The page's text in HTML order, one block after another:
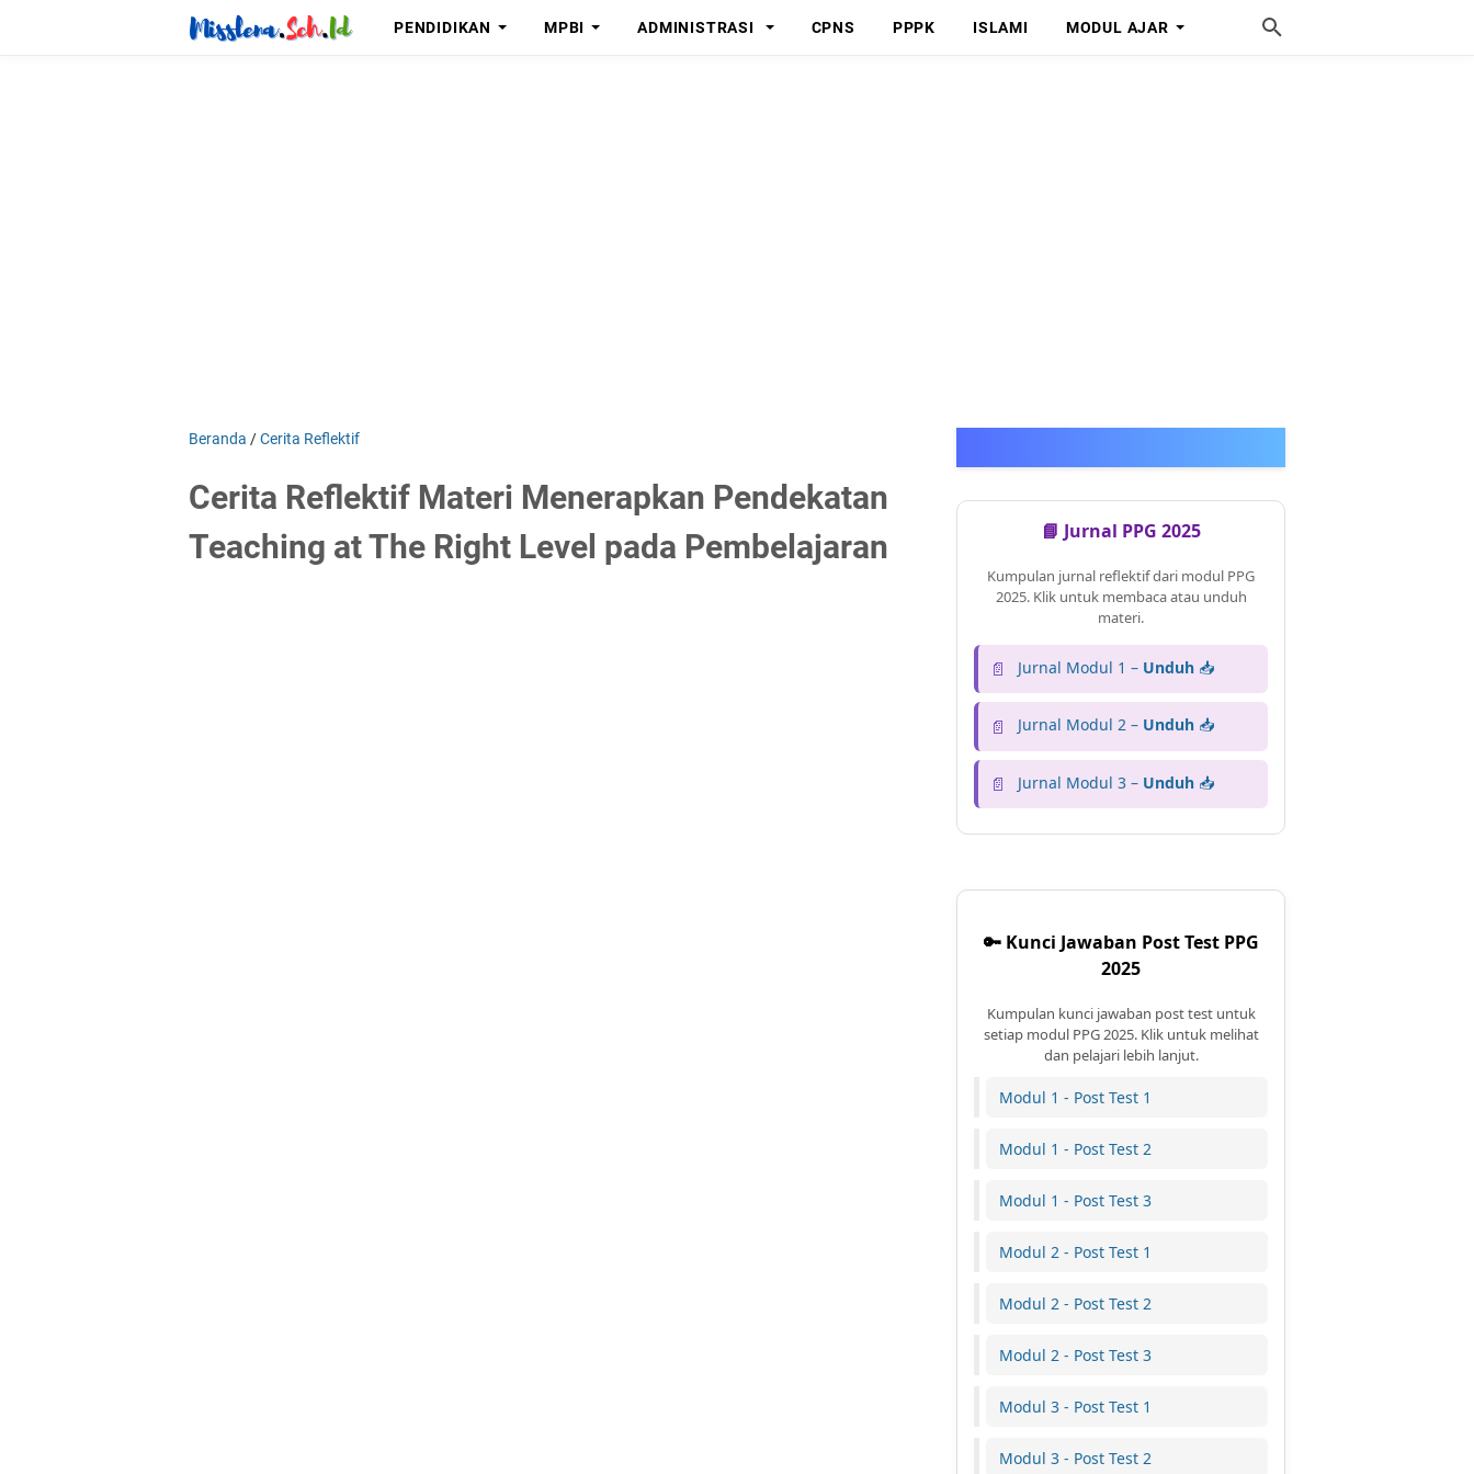
PENDIDIKAN MPBI ADMINISTRASI CPNS PPPK ISLAMI MODUL AJAR
Beranda /Cerita Reflektif
Cerita Reflektif Materi Menerapkan Pendekatan
Teaching at The Right Level pada Pembelajaran
📘 Jurnal PPG 2025
Kumpulan jurnal reflektif dari modul PPG
2025. Klik untuk membaca atau unduh
materi.
📄 Jurnal Modul 1 – Unduh 📥
📄 Jurnal Modul 2 – Unduh 📥
📄 Jurnal Modul 3 – Unduh 📥
🔑 Kunci Jawaban Post Test PPG
2025
Kumpulan kunci jawaban post test untuk
setiap modul PPG 2025. Klik untuk melihat
dan pelajari lebih lanjut.
Modul 1 - Post Test 1
Modul 1 - Post Test 2
Modul 1 - Post Test 3
Modul 2 - Post Test 1
Modul 2 - Post Test 2
Modul 2 - Post Test 3
Modul 3 - Post Test 1
Modul 3 - Post Test 2